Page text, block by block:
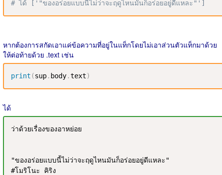
# ได้ ['"ของอร่อยแบบนี้ไม่ว่าจะฤดูไหนมันก็อร่อยอยู่ดีแหละ"']
หากต้องการสกัดเอาแค่ข้อความที่อยู่ในแท็กโดยไม่เอาส่วนตัวแท็กมาด้วย
ให้ต่อท้ายด้วย .text เช่น
print (sup. body.text)
ได้
ว่าด้วยเรื่องของอาหย่อย
"ของอร่อยแบบนี้ไม่ว่าจะฤดูไหนมันก็อร่อยอยู่ดีแหละ"
#โมริโนะ คิริง